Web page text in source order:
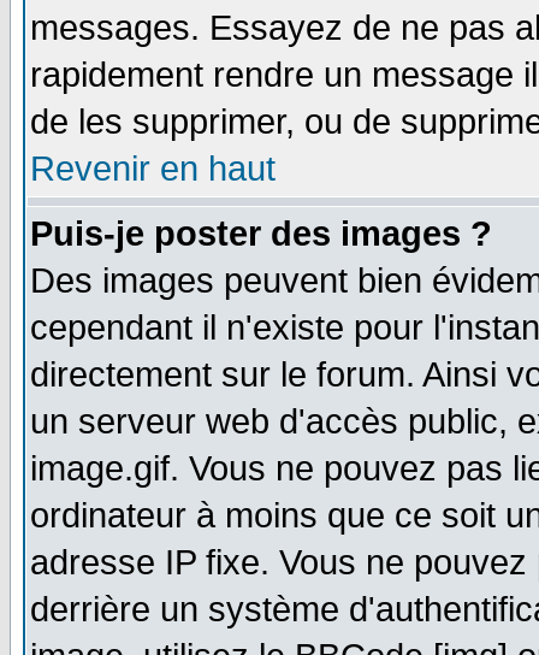
messages. Essayez de ne pas
rapidement rendre un message
de les supprimer, ou de
Revenir en haut
Puis-je poster des images ?
Des images peuvent bien
cependant il n'existe pour
directement sur le forum. Ainsi
un serveur web d'accès public,
image.gif. Vous ne pouvez pas
ordinateur à moins que ce soit
adresse IP fixe. Vous ne
derrière un système